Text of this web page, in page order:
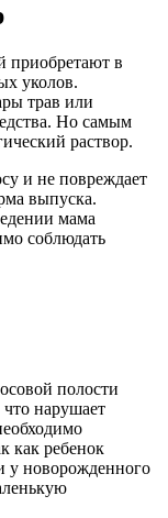
приобретают в
уколов.
трав или
Но самым
раствор.
и не повреждает
выпуска.
мама
соблюдать
полости
что нарушает
как ребенок
у новорожденного